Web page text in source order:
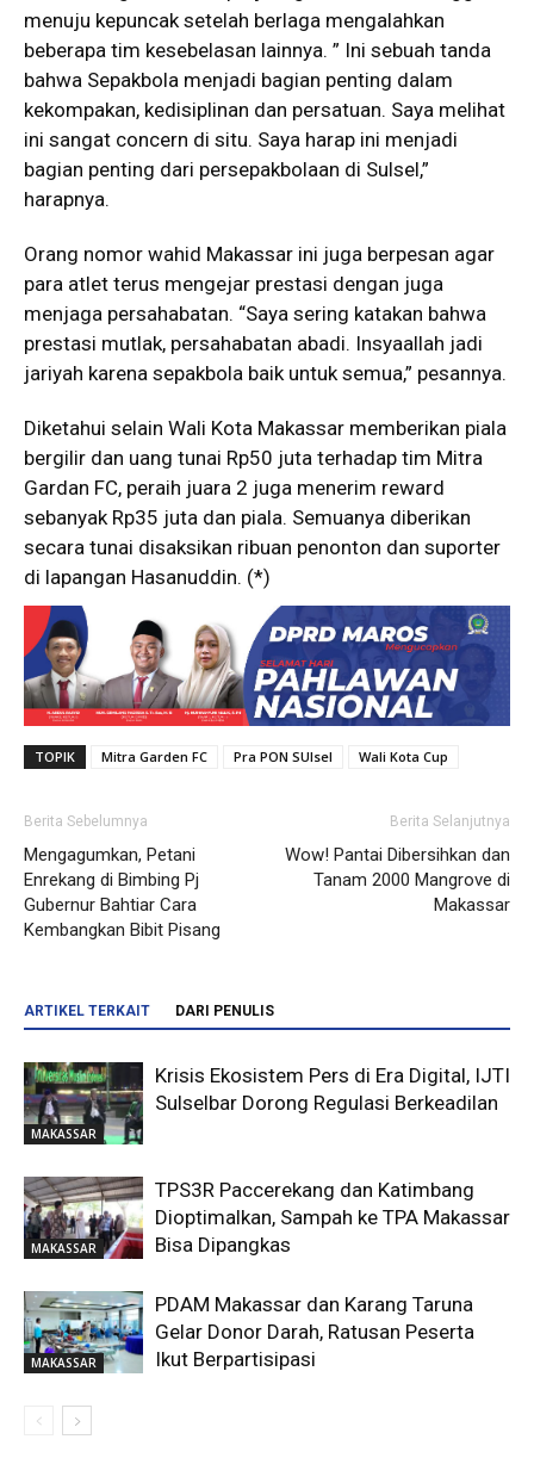
menuju kepuncak setelah berlaga mengalahkan
beberapa tim kesebelasan lainnya. ” Ini sebuah tanda
bahwa Sepakbola menjadi bagian penting dalam
kekompakan, kedisiplinan dan persatuan. Saya melihat
ini sangat concern di situ. Saya harap ini menjadi
bagian penting dari persepakbolaan di Sulsel,”
harapnya.
Orang nomor wahid Makassar ini juga berpesan agar
para atlet terus mengejar prestasi dengan juga
menjaga persahabatan. “Saya sering katakan bahwa
prestasi mutlak, persahabatan abadi. Insyaallah jadi
jariyah karena sepakbola baik untuk semua,” pesannya.
Diketahui selain Wali Kota Makassar memberikan piala
bergilir dan uang tunai Rp50 juta terhadap tim Mitra
Gardan FC, peraih juara 2 juga menerim reward
sebanyak Rp35 juta dan piala. Semuanya diberikan
secara tunai disaksikan ribuan penonton dan suporter
di lapangan Hasanuddin. (*)
TOPIK Mitra Garden FC Pra PON SUlsel Wali Kota Cup
Berita Sebelumnya
Mengagumkan, Petani
Enrekang di Bimbing Pj
Gubernur Bahtiar Cara
Kembangkan Bibit Pisang
Berita Selanjutnya
Wow! Pantai Dibersihkan dan
Tanam 2000 Mangrove di
Makassar
ARTIKEL TERKAIT DARI PENULIS
MAKASSAR
Krisis Ekosistem Pers di Era Digital, IJTI
Sulselbar Dorong Regulasi Berkeadilan
MAKASSAR
TPS3R Paccerekang dan Katimbang
Dioptimalkan, Sampah ke TPA Makassar
Bisa Dipangkas
MAKASSAR
PDAM Makassar dan Karang Taruna
Gelar Donor Darah, Ratusan Peserta
Ikut Berpartisipasi